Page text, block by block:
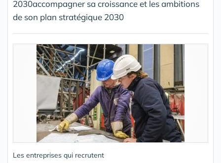
2030accompagner sa croissance et les ambitions
de son plan stratégique 2030
Les entreprises qui recrutent